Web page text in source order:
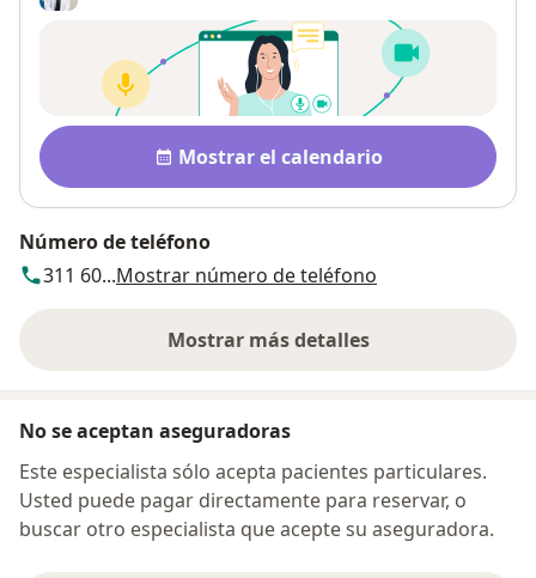
Disponibilidad
Mostrar el calendario
Número de teléfono
311 60...Mostrar número de teléfono
Mostrar más detalles
sobre la dirección
No se aceptan aseguradoras
Este especialista sólo acepta pacientes particulares.
Usted puede pagar directamente para reservar, o
buscar otro especialista que acepte su aseguradora.